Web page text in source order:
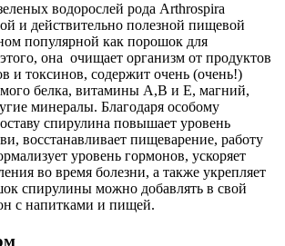
водорослей рода Arthrospira
и действительно полезной пищевой
популярной как порошок для
она очищает организм от продуктов
и токсинов, содержит очень (очень!)
белка, витамины А,В и Е, магний,
минералы. Благодаря особому
спирулина повышает уровень
восстанавливает пищеварение, работу
уровень гормонов, ускоряет
во время болезни, а также укрепляет
спирулины можно добавлять в свой
с напитками и пищей.